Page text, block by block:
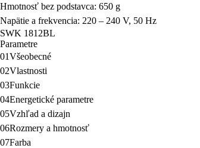
Hmotnosť bez podstavca: 650 g
Napätie a frekvencia: 220 – 240 V, 50 Hz
SWK 1812BL
Parametre
01Všeobecné
02Vlastnosti
03Funkcie
04Energetické parametre
05Vzhľad a dizajn
06Rozmery a hmotnosť
07Farba